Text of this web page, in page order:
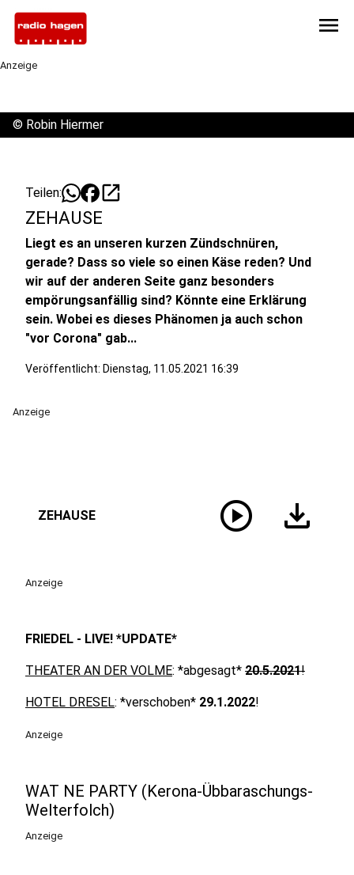
menu
Anzeige
© Robin Hiermer
Teilen: open_in_new
ZEHAUSE
Liegt es an unseren kurzen Zündschnüren,
gerade? Dass so viele so einen Käse reden? Und
wir auf der anderen Seite ganz besonders
empörungsanfällig sind? Könnte eine Erklärung
sein. Wobei es dieses Phänomen ja auch schon
"vor Corona" gab...
Veröffentlicht: Dienstag, 11.05.2021 16:39
Anzeige
ZEHAUSE play_circle download
Anzeige
FRIEDEL - LIVE! *UPDATE*
THEATER AN DER VOLME: *abgesagt* 20.5.2021!
HOTEL DRESEL: *verschoben* 29.1.2022!
Anzeige
WAT NE PARTY (Kerona-Übbaraschungs-
Welterfolch)
Anzeige